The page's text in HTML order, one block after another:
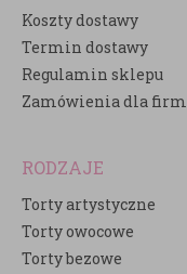
Koszty dostawy
Termin dostawy
Regulamin sklepu
Zamówienia dla firm
RODZAJE
Torty artystyczne
Torty owocowe
Torty bezowe